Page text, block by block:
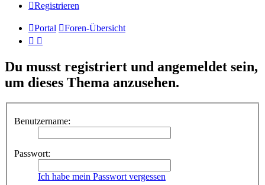
Registrieren
Portal Foren-Übersicht
Du musst registriert und angemeldet sein,
um dieses Thema anzusehen.
Benutzername:
Passwort:
Ich habe mein Passwort vergessen